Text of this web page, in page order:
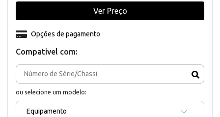
Compativel com:
ou selecione um modelo:
Equipamento
Opções de pagamento
Ver Preço